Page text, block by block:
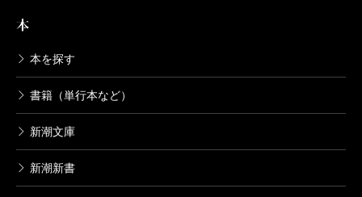
私は伊藤さんのお母様の台所に取材でおじゃまし
壁面、そしてほとんどなにも置かれていない作業
台。澱みのないその空間は、考えてみると伊藤さ
んの台所そっくりではなかったか。いや伊藤さん
の台所が（幼い頃から目にし、一緒に立ったであ
ろう）お母様の台所にそっくりなのである。
手仕事が好きな伊藤さんのお母様は、彼女に（ふ
本
本を探す
書籍（単行本など）
新潮文庫
新潮新書